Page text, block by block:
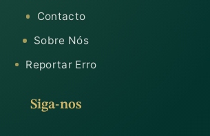
Contacto
Sobre Nós
Reportar Erro
Siga-nos